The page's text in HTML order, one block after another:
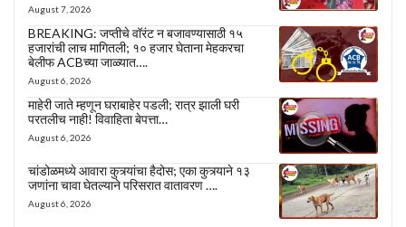
August 7, 2026
BREAKING: जप्तीचे वॉरंट न बजावण्यासाठी १५
हजारांची लाच मागितली; १० हजार घेताना मेहकरचा
बेलीफ ACBच्या जाळ्यात….
August 6, 2026
माहेरी जाते म्हणून घराबाहेर पडली; रात्र झाली घरी
परतलीच नाही! विवाहिता बेपत्ता…
August 6, 2026
चांडोळमध्ये आवारा कुत्र्यांचा हैदोस; एका कुत्र्याने १३
जणांना चावा घेतल्याने परिसरात वातावरण ….
August 6, 2026